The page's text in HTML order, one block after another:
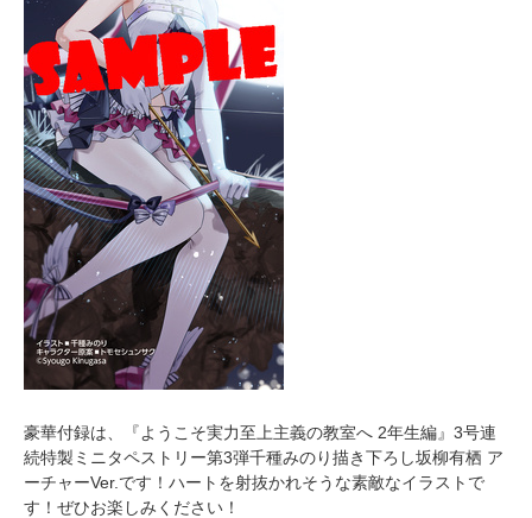
豪華付録は、『ようこそ実力至上主義の教室へ 2年生編』3号連
続特製ミニタペストリー第3弾千種みのり描き下ろし坂柳有栖 ア
ーチャーVer.です！ハートを射抜かれそうな素敵なイラストで
す！ぜひお楽しみください！